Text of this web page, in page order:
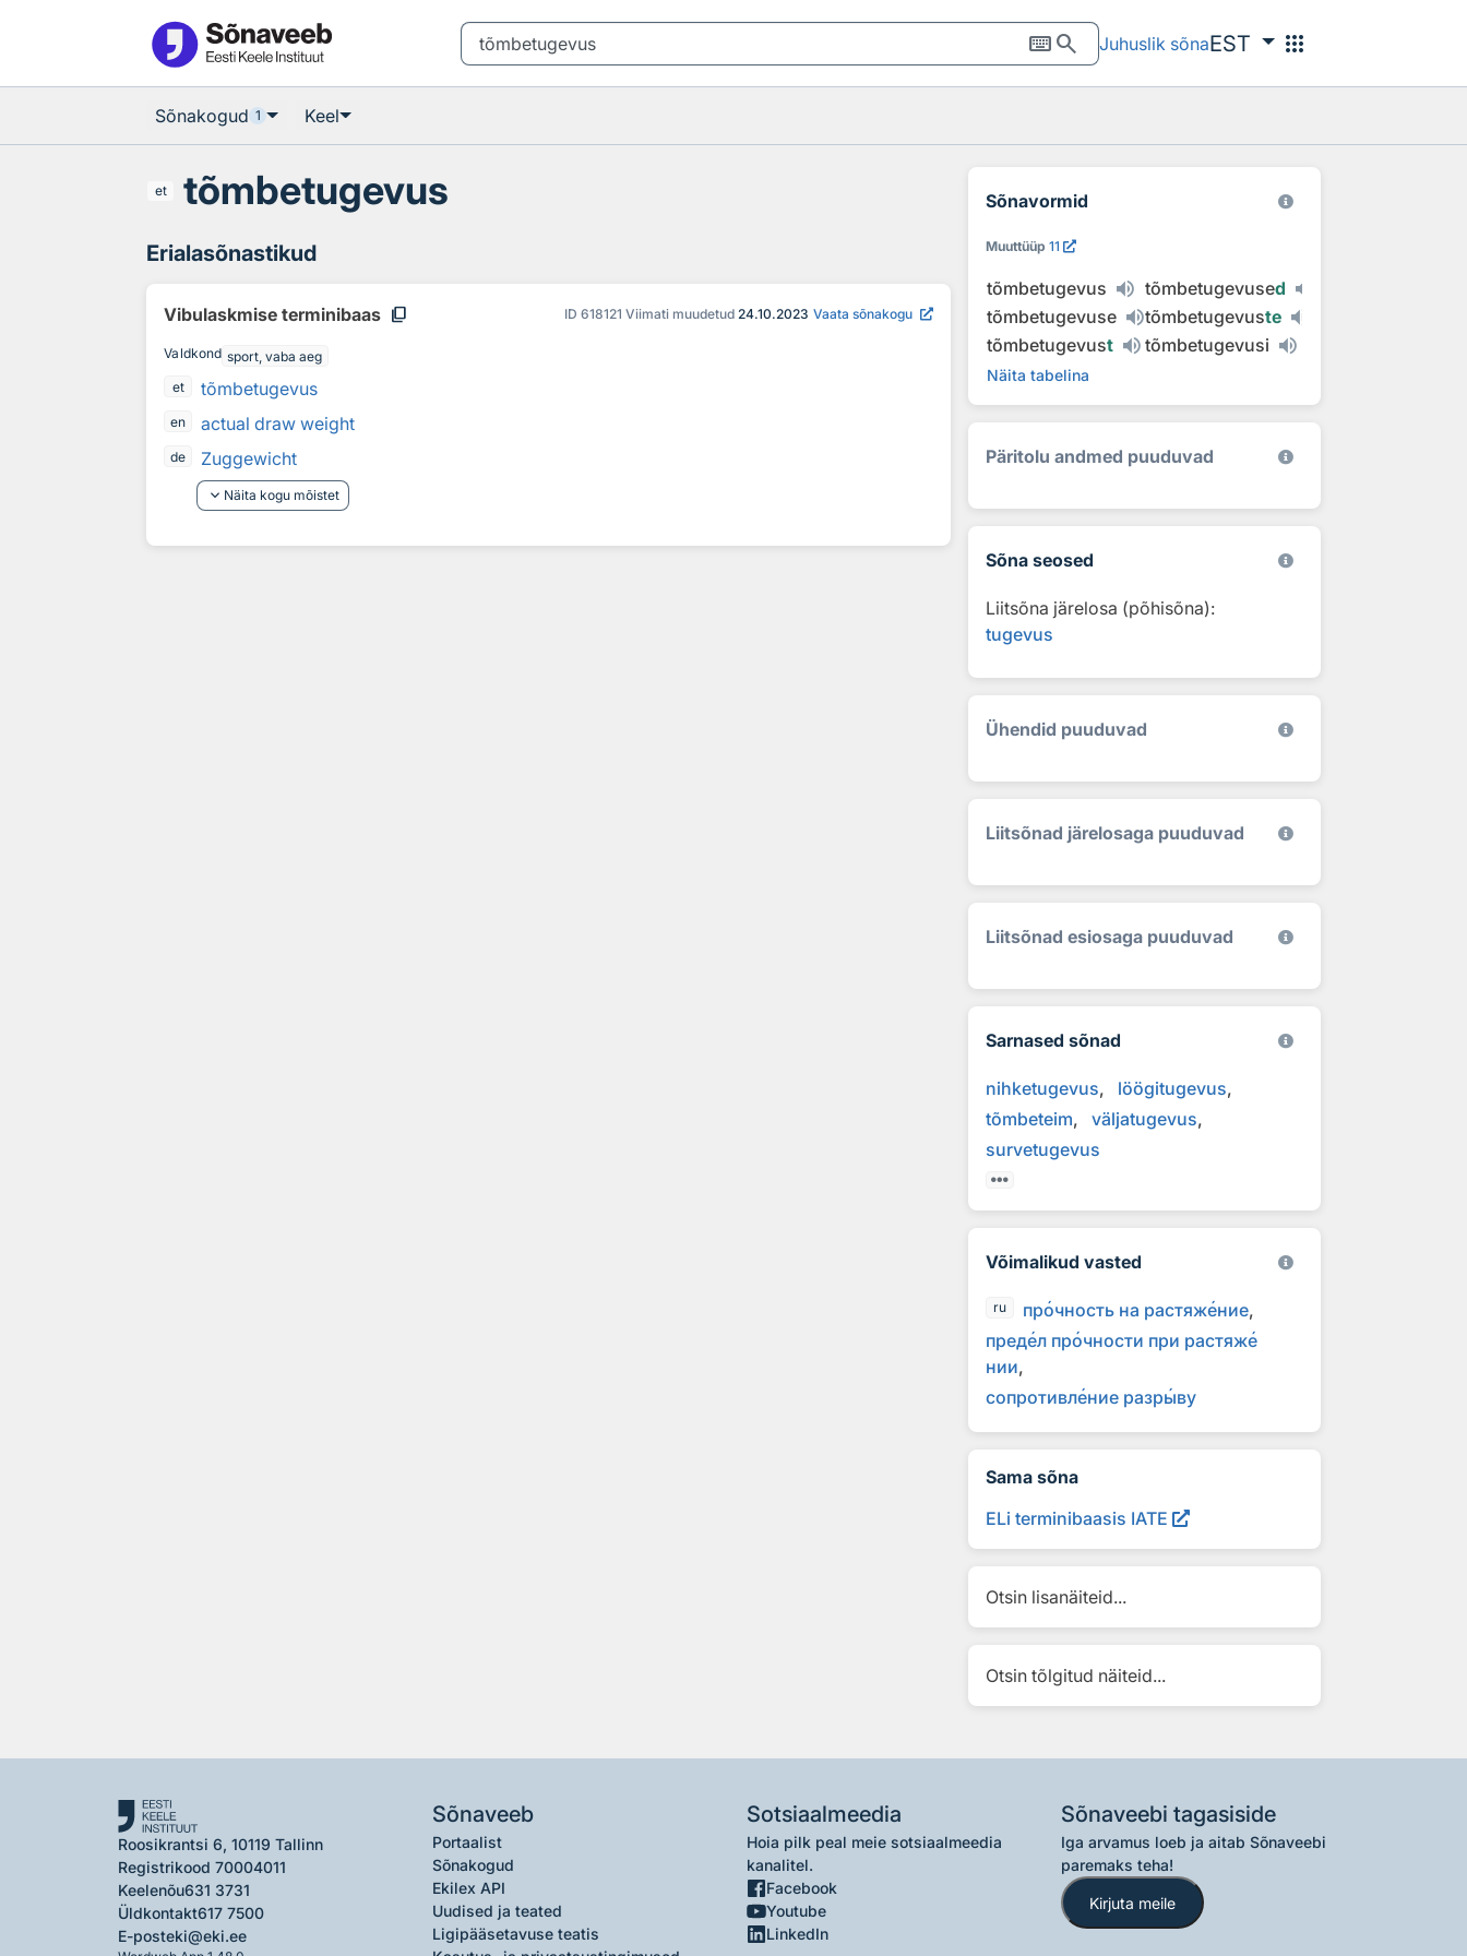
keyboardsearch Juhuslik sõnaEST apps
Sõnakogud 1 Keel
et tõmbetugevus
Erialasõnastikud
Vibulaskmise terminibaas content_copy ID 618121 Viimati muudetud 24.10.2023 Vaata sõnakogu
Valdkond sport, vaba aeg
et
tõmbetugevus
en actual draw weight
de
Zuggewicht
keyboard_arrow_down Näita kogu mõistet
Sõnavormid
Muuttüüp 11
tõmbetugevus tõmbetugevused
tõmbetugevuse
tõmbetugevuste
tõmbetugevust tõmbetugevusi
Näita tabelina
Päritolu andmed puuduvad
Sõna seosed
Liitsõna järelosa (põhisõna):
tugevus
Ühendid puuduvad
Liitsõnad järelosaga puuduvad
Liitsõnad esiosaga puuduvad
Sarnased sõnad
nihketugevus
löögitugevus
tõmbeteim
väljatugevus
survetugevus
Võimalikud vasted
ru прочность на растяжение
предел прочности при растяже
нии
сопротивление разрыву
Sama sõna
ELi terminibaasis IATE
Otsin lisanäiteid...
Otsin tõlgitud näiteid...
Roosikrantsi 6, 10119 Tallinn
Registrikood 70004011
Keelenõu631 3731
Üldkontakt617 7500
E-posteki@eki.ee
Sõnaveeb
Portaalist
Sõnakogud
Ekilex API
Uudised ja teated
Ligipääsetavuse teatis
Sotsiaalmeedia
Hoia pilk peal meie sotsiaalmeedia
kanalitel.
Facebook
Youtube
LinkedIn
Sõnaveebi tagasiside
Iga arvamus loeb ja aitab Sõnaveebi
paremaks teha!
Kirjuta meile